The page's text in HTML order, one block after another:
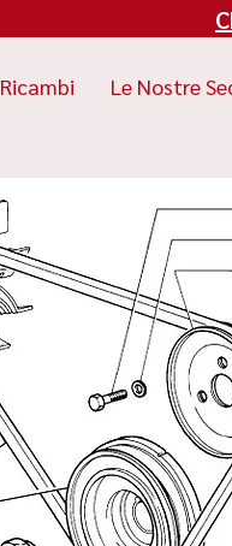
Ricambi Le Nostre